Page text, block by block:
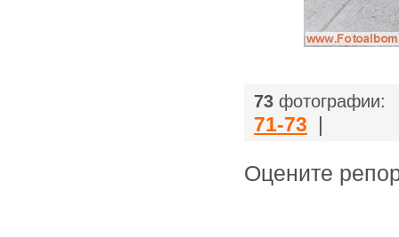
73 фотографии:
71-73 |
Оцените